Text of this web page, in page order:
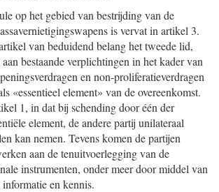
op het gebied van bestrijding van de
is vervat in artikel 3.
van beduidend belang het tweede lid,
bestaande verplichtingen in het kader van
en non-proliferatieverdragen
«essentieel element» van de overeenkomst.
1, in dat bij schending door één der
element, de andere partij unilateraal
kan nemen. Tevens komen de partijen
aan de tenuitvoerlegging van de
instrumenten, onder meer door middel van
en kennis.